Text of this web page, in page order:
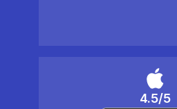
4.5/5